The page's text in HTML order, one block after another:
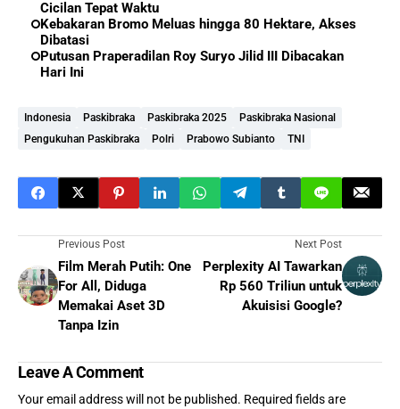
Cicilan Tepat Waktu
Kebakaran Bromo Meluas hingga 80 Hektare, Akses
Dibatasi
Putusan Praperadilan Roy Suryo Jilid III Dibacakan
Hari Ini
Indonesia Paskibraka Paskibraka 2025
Paskibraka Nasional
Pengukuhan Paskibraka
Polri Prabowo Subianto TNI
Previous Post
Film Merah Putih: One
For All, Diduga
Memakai Aset 3D
Tanpa Izin
Next Post
Perplexity AI Tawarkan
Rp 560 Triliun untuk
Akuisisi Google?
Leave A Comment
Your email address will not be published. Required fields are